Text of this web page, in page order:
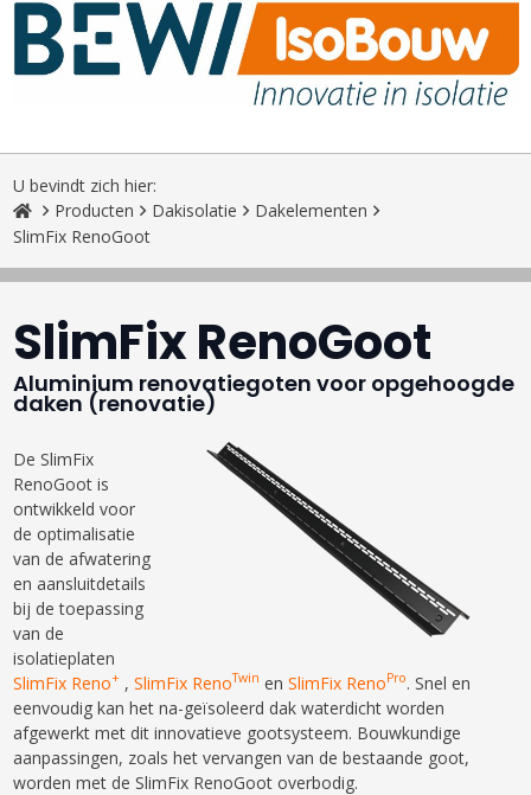
U bevindt zich hier:
Producten
Dakisolatie
Dakelementen
SlimFix RenoGoot
SlimFix RenoGoot
Aluminium renovatiegoten voor opgehoogde
daken (renovatie)
De SlimFix
RenoGoot is
ontwikkeld voor
de optimalisatie
van de afwatering
en aansluitdetails
bij de toepassing
van de
isolatieplaten
SlimFix Reno+ , SlimFix RenoTwin en SlimFix RenoPro. Snel en
eenvoudig kan het na-geïsoleerd dak waterdicht worden
afgewerkt met dit innovatieve gootsysteem. Bouwkundige
aanpassingen, zoals het vervangen van de bestaande goot,
worden met de SlimFix RenoGoot overbodig.